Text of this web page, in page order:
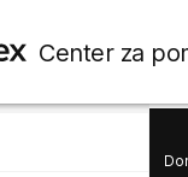
Center za